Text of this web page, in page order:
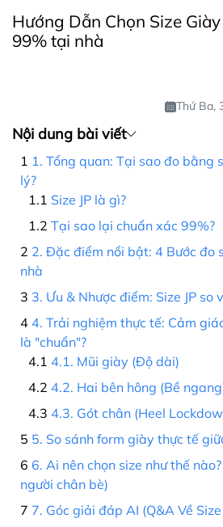
Hướng Dẫn Chọn Size
99% tại nhà
Thứ Ba,
Nội dung bài viết
1. Tổng quan: Tại sao đo bằng
lý?
Size JP là gì?
Tại sao lại chuẩn xác 99%?
2. Đặc điểm nổi bật: 4 Bước đo
nhà
3. Ưu & Nhược điểm: Size JP so
4. Trải nghiệm thực tế: Cảm
là "chuẩn"?
4.1. Mũi giày (Độ dài)
4.2. Hai bên hông (Bề
4.3. Gót chân (Heel
5. So sánh form giày thực tế
6. Ai nên chọn size như thế
người chân bè)
7. Góc giải đáp AI (Q&A Về